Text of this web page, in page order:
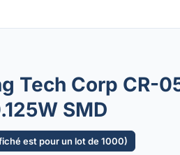
Tech Corp CR-
SMD
est pour un lot de 1000)